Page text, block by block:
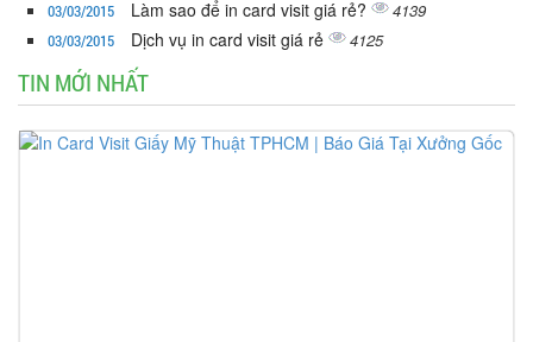
03/03/2015 Làm sao để in card visit giá rẻ? 4139
03/03/2015 Dịch vụ in card visit giá rẻ 4125
TIN MỚI NHẤT